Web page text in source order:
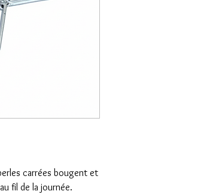
carrées bougent et
fil de la journée.